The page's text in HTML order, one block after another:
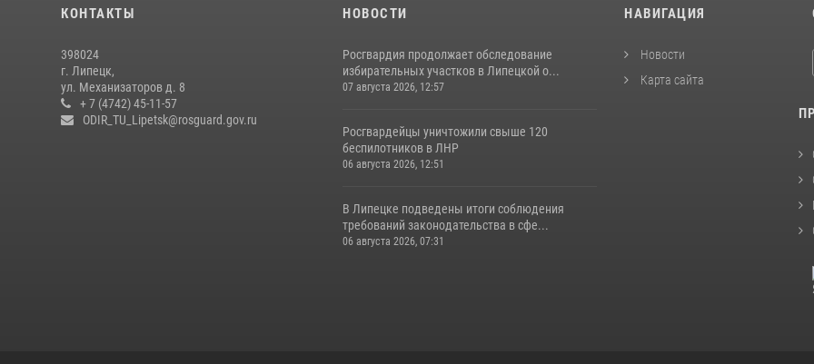
КОНТАКТЫ
398024
г. Липецк,
ул. Механизаторов д. 8
+ 7 (4742) 45-11-57
ODIR_TU_Lipetsk@rosguard.gov.ru
НОВОСТИ
Росгвардия продолжает обследование
избирательных участков в Липецкой о...
07 августа 2026, 12:57
Росгвардейцы уничтожили свыше 120
беспилотников в ЛНР
06 августа 2026, 12:51
В Липецке подведены итоги соблюдения
требований законодательства в сфе...
06 августа 2026, 07:31
НАВИГАЦИЯ
Новости
Карта сайта